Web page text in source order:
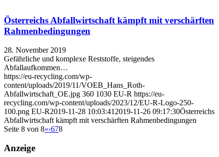
Österreichs Abfallwirtschaft kämpft mit verschärften
Rahmen­bedingungen
28. November 2019
Gefährliche und komplexe Reststoffe, steigendes
Abfallaufkommen…
https://eu-recycling.com/wp-
content/uploads/2019/11/VOEB_Hans_Roth-
Abfallwirtschaft_OE.jpg 360 1030 EU-R https://eu-
recycling.com/wp-content/uploads/2023/12/EU-R-Logo-250-
100.png EU-R2019-11-28 10:03:41 2019-11-26 09:17:30Österreichs
Abfallwirtschaft kämpft mit verschärften Rahmen­bedingungen
Seite 8 von 8«‹678
Anzeige